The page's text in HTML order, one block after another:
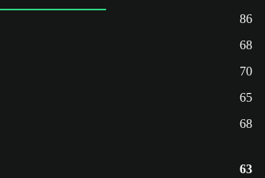
86
68
70
65
68
63